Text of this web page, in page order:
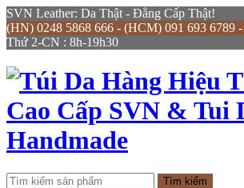
SVN Leather: Da Thật - Đẳng Cấp Thật!
(HN) 0248 5868 666 - (HCM) 091 693 6789
Thứ 2-CN : 8h-19h30
Tìm kiếm